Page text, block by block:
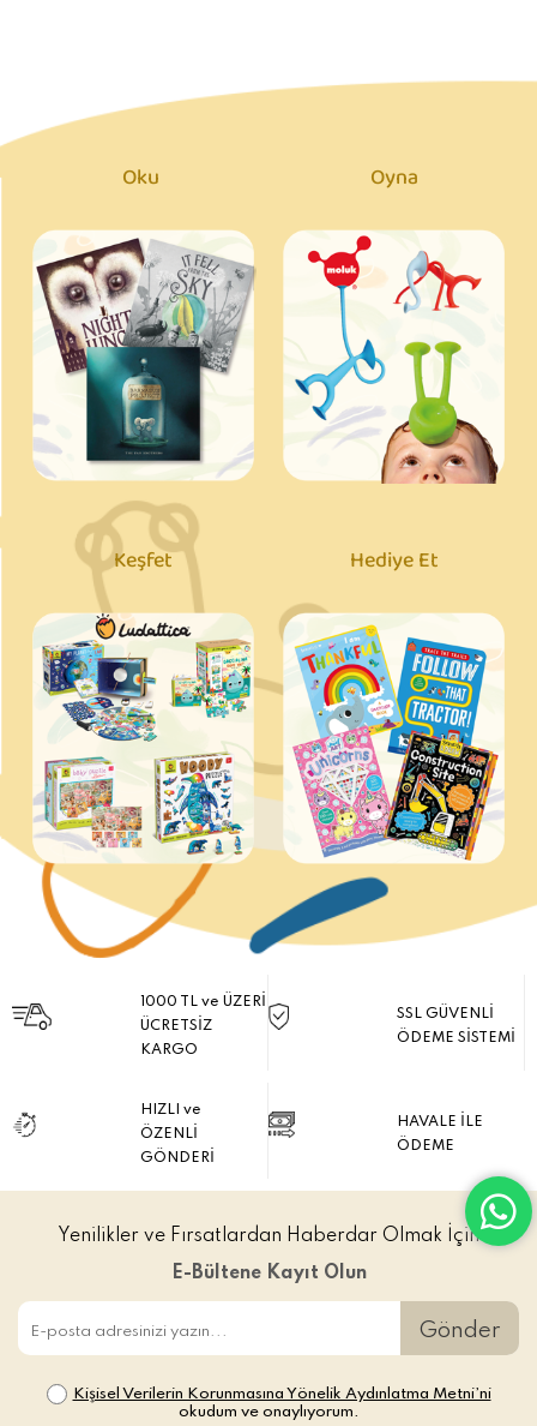
Oku Oyna
Keşfet Hediye Et
1000 TL ve ÜZERİ
ÜCRETSİZ
KARGO
SSL GÜVENLİ
ÖDEME SİSTEMİ
HIZLI ve
ÖZENLİ
GÖNDERİ
HAVALE İLE
ÖDEME
Yenilikler ve Fırsatlardan Haberdar Olmak İçin
E-Bültene Kayıt Olun
Gönder
Kişisel Verilerin Korunmasına Yönelik Aydınlatma Metni’ni
okudum ve onaylıyorum.